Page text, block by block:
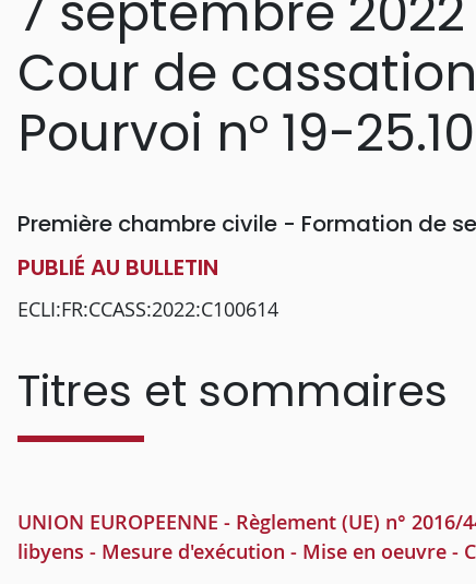
Cour de cassation
Pourvoi n° 19-
Première chambre civile - Formation de
PUBLIÉ AU BULLETIN
ECLI:FR:CCASS:2022:C100614
Titres et sommaires
UNION EUROPEENNE - Règlement (UE) n°
libyens - Mesure d'exécution - Mise en oeuvre -